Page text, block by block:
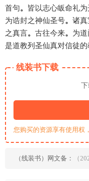
首句。 皆以志心皈命礼
为诰封之神仙圣号。 诸真
之真言。 古往今来。 为
是道教列圣仙真对信徒
线装书下载
您购买的资源享有使用权
（线装书）网文备： （